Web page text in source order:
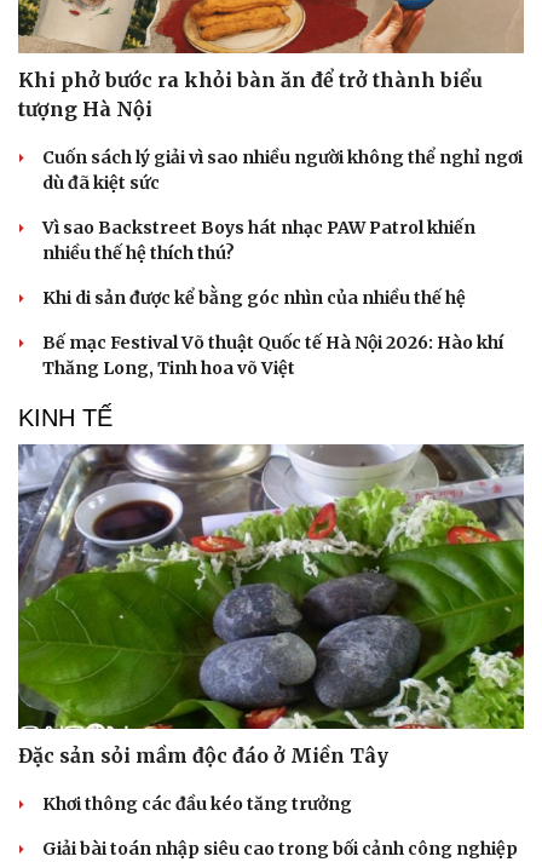
Khi phở bước ra khỏi bàn ăn để trở thành biểu
tượng Hà Nội
Cuốn sách lý giải vì sao nhiều người không thể nghỉ ngơi
dù đã kiệt sức
Vì sao Backstreet Boys hát nhạc PAW Patrol khiến
nhiều thế hệ thích thú?
Khi di sản được kể bằng góc nhìn của nhiều thế hệ
Bế mạc Festival Võ thuật Quốc tế Hà Nội 2026: Hào khí
Thăng Long, Tinh hoa võ Việt
KINH TẾ
Đặc sản sỏi mầm độc đáo ở Miền Tây
Khơi thông các đầu kéo tăng trưởng
Giải bài toán nhập siêu cao trong bối cảnh công nghiệp